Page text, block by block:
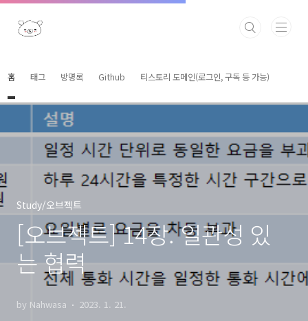
본문 바로가기
홈 태그 방명록 Github 티스토리 도메인(로그인, 구독 등 가능)
Study/오브젝트
[오브젝트] 14장. 일관성 있
는 협력
by Nahwasa 2023. 1. 21.